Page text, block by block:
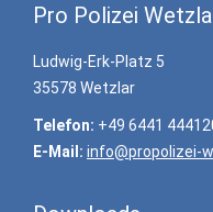
Pro Polizei
Ludwig-Erk-Platz 5
35578 Wetzlar
Telefon: +49 6441
E-Mail: info@propolizei-